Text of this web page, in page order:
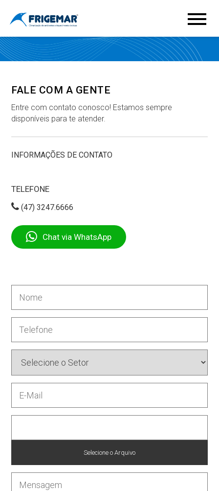
FALE COM A GENTE
Entre com contato conosco! Estamos sempre
disponíveis para te atender.
INFORMAÇÕES DE CONTATO
TELEFONE
(47) 3247.6666
Chat via WhatsApp
Selecione o Arquivo